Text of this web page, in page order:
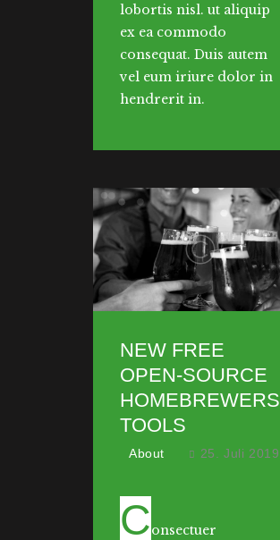
lobortis nisl. ut aliquip
ex ea commodo
consequat. Duis autem
vel eum iriure dolor in
hendrerit in.
NEW FREE
OPEN-SOURCE
HOMEBREWERS
TOOLS
About 25. Juli 2019
Consectuer